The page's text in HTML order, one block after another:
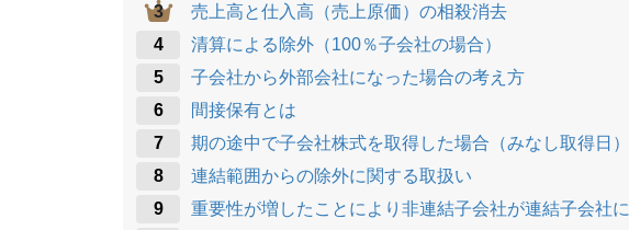
売上高と仕入高（売上原価）の相殺消去
清算による除外（100％子会社の場合）
子会社から外部会社になった場合の考え方
間接保有とは
期の途中で子会社株式を取得した場合（みなし取得日）
連結範囲からの除外に関する取扱い
重要性が増したことにより非連結子会社が連結子会社